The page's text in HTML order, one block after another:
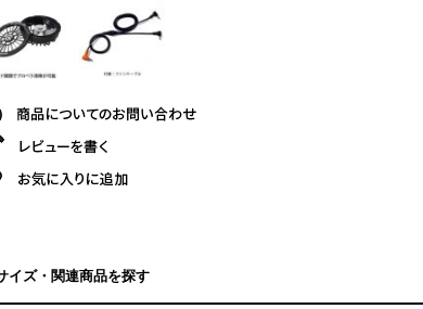
イズ・関連商品を探す